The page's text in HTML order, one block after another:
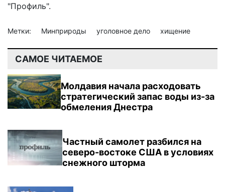
"Профиль".
Метки: Минприроды уголовное дело хищение
САМОЕ ЧИТАЕМОЕ
Молдавия начала расходовать
стратегический запас воды из-за
обмеления Днестра
Частный самолет разбился на
северо-востоке США в условиях
снежного шторма